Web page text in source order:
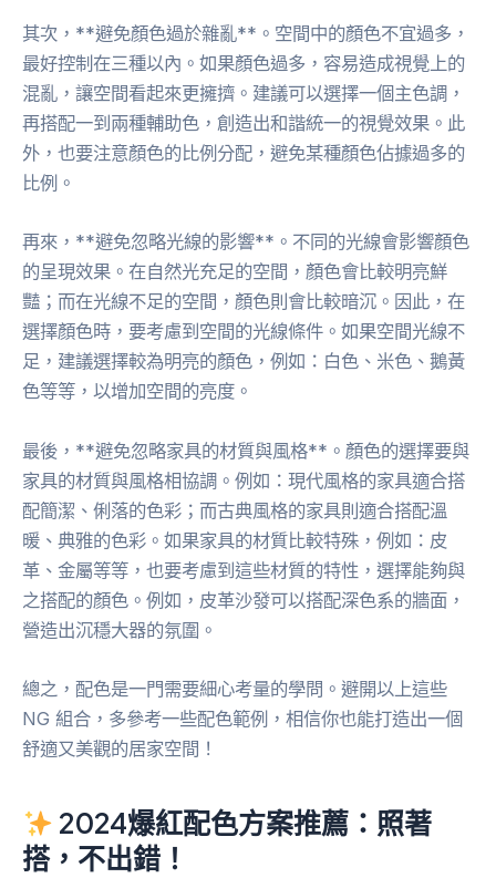
其次，**避免顏色過於雜亂**。空間中的顏色不宜過多，
最好控制在三種以內。如果顏色過多，容易造成視覺上的
混亂，讓空間看起來更擁擠。建議可以選擇一個主色調，
再搭配一到兩種輔助色，創造出和諧統一的視覺效果。此
外，也要注意顏色的比例分配，避免某種顏色佔據過多的
比例。
再來，**避免忽略光線的影響**。不同的光線會影響顏色
的呈現效果。在自然光充足的空間，顏色會比較明亮鮮
豔；而在光線不足的空間，顏色則會比較暗沉。因此，在
選擇顏色時，要考慮到空間的光線條件。如果空間光線不
足，建議選擇較為明亮的顏色，例如：白色、米色、鵝黃
色等等，以增加空間的亮度。
最後，**避免忽略家具的材質與風格**。顏色的選擇要與
家具的材質與風格相協調。例如：現代風格的家具適合搭
配簡潔、俐落的色彩；而古典風格的家具則適合搭配溫
暖、典雅的色彩。如果家具的材質比較特殊，例如：皮
革、金屬等等，也要考慮到這些材質的特性，選擇能夠與
之搭配的顏色。例如，皮革沙發可以搭配深色系的牆面，
營造出沉穩大器的氛圍。
總之，配色是一門需要細心考量的學問。避開以上這些
NG 組合，多參考一些配色範例，相信你也能打造出一個
舒適又美觀的居家空間！
2024爆紅配色方案推薦：照著
搭，不出錯！